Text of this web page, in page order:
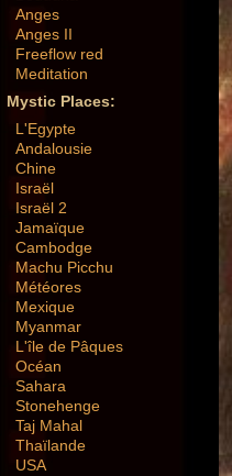
Anges
Anges II
Freeflow red
Meditation
Mystic Places:
L'Egypte
Andalousie
Chine
Israël
Israël 2
Jamaïque
Cambodge
Machu Picchu
Météores
Mexique
Myanmar
L'île de Pâques
Océan
Sahara
Stonehenge
Taj Mahal
Thaïlande
USA